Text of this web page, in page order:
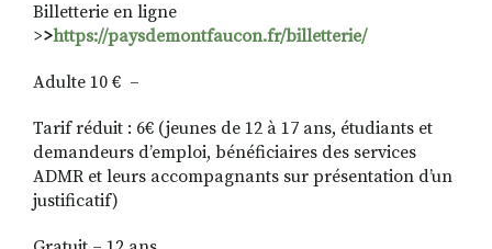
Billetterie en ligne
>>https://paysdemontfaucon.fr/billetterie/
Adulte 10 € –
Tarif réduit : 6€ (jeunes de 12 à 17 ans, étudiants et
demandeurs d’emploi, bénéficiaires des services
ADMR et leurs accompagnants sur présentation d’un
justificatif)